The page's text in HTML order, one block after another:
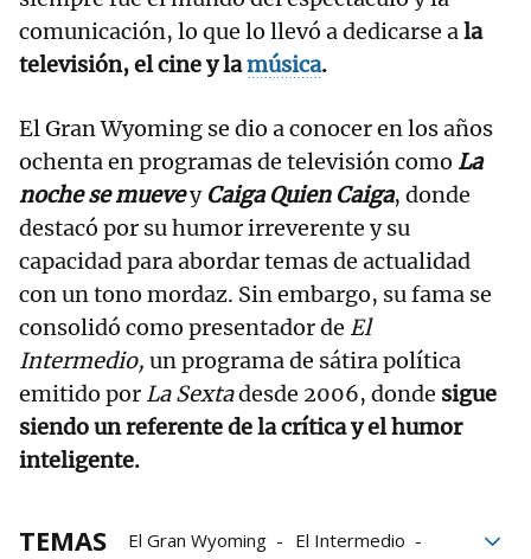
comunicación, lo que lo llevó a dedicarse ala
televisión, el cine y lamúsica.
El Gran Wyoming se dio a conocer en los años
ochenta en programas de televisión como La
noche se muevey Caiga Quien Caiga, donde
destacó por su humor irreverente y su
capacidad para abordar temas de actualidad
con un tono mordaz. Sin embargo, su fama se
consolidó como presentador de El
Intermedio, un programa de sátira política
emitido por La Sextadesde 2006, donde sigue
siendo un referente de la crítica y el humor
inteligente.
TEMAS El Gran Wyoming
El Intermedio